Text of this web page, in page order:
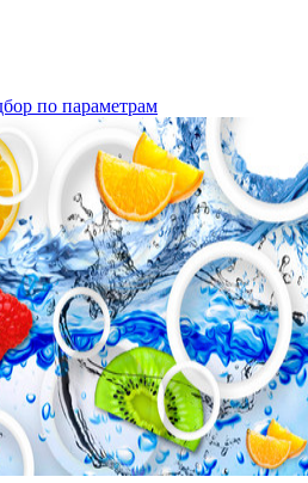
по параметрам